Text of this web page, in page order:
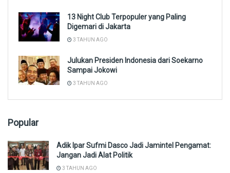
13 Night Club Terpopuler yang Paling
Digemari di Jakarta
3 TAHUN AGO
Julukan Presiden Indonesia dari Soekarno
Sampai Jokowi
3 TAHUN AGO
Popular
Adik Ipar Sufmi Dasco Jadi Jamintel Pengamat:
Jangan Jadi Alat Politik
3 TAHUN AGO